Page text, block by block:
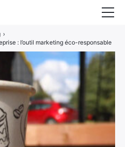
›
: l’outil marketing éco-responsable
Élément
Élément